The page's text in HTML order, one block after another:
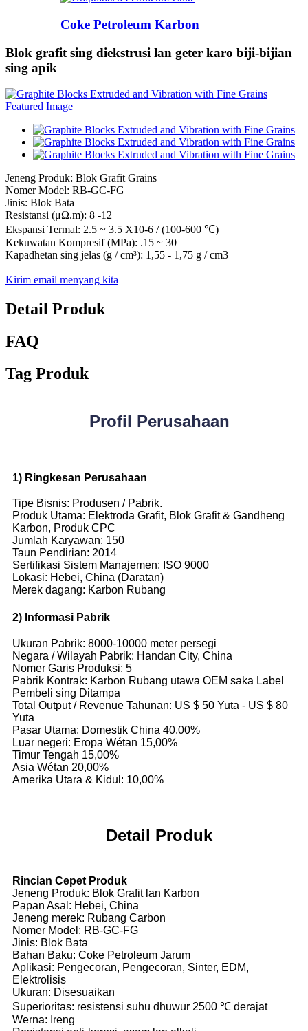
Coke Petroleum Karbon
Blok grafit sing diekstrusi lan geter karo biji-bijian
sing apik
Jeneng Produk: Blok Grafit Grains
Nomer Model: RB-GC-FG
Jinis: Blok Bata
Resistansi (μΩ.m): 8 -12
Ekspansi Termal: 2.5 ~ 3.5 X10-6 / (100-600 ℃)
Kekuwatan Kompresif (MPa): .15 ~ 30
Kapadhetan sing jelas (g / cm³): 1,55 - 1,75 g / cm3
Kirim email menyang kita
Detail Produk
FAQ
Tag Produk
Profil Perusahaan
1) Ringkesan Perusahaan
Tipe Bisnis: Produsen / Pabrik.
Produk Utama: Elektroda Grafit, Blok Grafit & Gandheng
Karbon, Produk CPC
Jumlah Karyawan: 150
Taun Pendirian: 2014
Sertifikasi Sistem Manajemen: ISO 9000
Lokasi: Hebei, China (Daratan)
Merek dagang: Karbon Rubang
2) Informasi Pabrik
Ukuran Pabrik: 8000-10000 meter persegi
Negara / Wilayah Pabrik: Handan City, China
Nomer Garis Produksi: 5
Pabrik Kontrak: Karbon Rubang utawa OEM saka Label
Pembeli sing Ditampa
Total Output / Revenue Tahunan: US $ 50 Yuta - US $ 80
Yuta
Pasar Utama: Domestik China 40,00%
Luar negeri: Eropa Wétan 15,00%
Timur Tengah 15,00%
Asia Wétan 20,00%
Amerika Utara & Kidul: 10,00%
Detail Produk
Rincian Cepet Produk
Jeneng Produk: Blok Grafit lan Karbon
Papan Asal: Hebei, China
Jeneng merek: Rubang Carbon
Nomer Model: RB-GC-FG
Jinis: Blok Bata
Bahan Baku: Coke Petroleum Jarum
Aplikasi: Pengecoran, Pengecoran, Sinter, EDM,
Elektrolisis
Ukuran: Disesuaikan
Superioritas: resistensi suhu dhuwur 2500 ℃ derajat
Werna: Ireng